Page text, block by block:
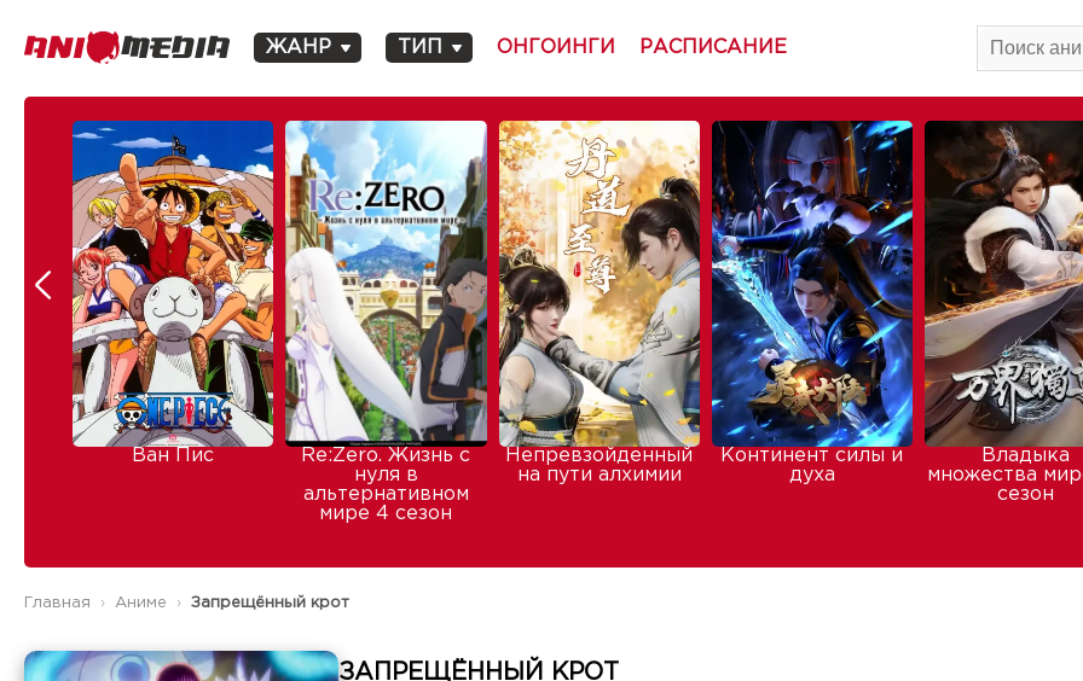
ЖАНР ТИП ОНГОИНГИ РАСПИСАНИЕ
Ван Пис
Re:Zero. Жизнь с
нуля в
альтернативном
мире 4 сезон
Непревзойденный
на пути алхимии
Континент силы и
духа
Владыка
множества
сезон
Главная Аниме Запрещённый крот
ЗАПРЕЩЁННЫЙ КРОТ